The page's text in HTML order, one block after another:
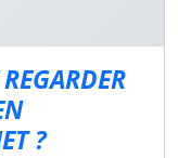
?